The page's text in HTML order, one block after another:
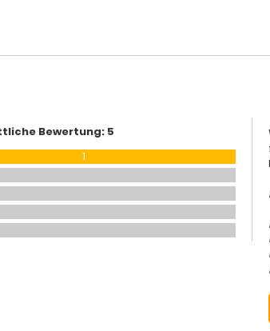
Bewertung: 5
1